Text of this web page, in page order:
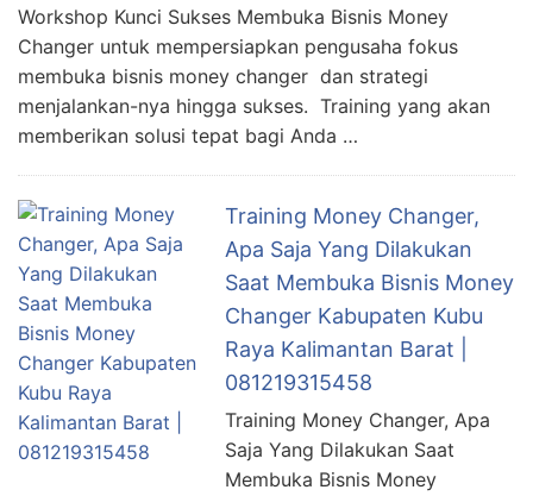
Workshop Kunci Sukses Membuka Bisnis Money
Changer untuk mempersiapkan pengusaha fokus
membuka bisnis money changer dan strategi
menjalankan-nya hingga sukses. Training yang akan
memberikan solusi tepat bagi Anda …
Training Money Changer,
Apa Saja Yang Dilakukan
Saat Membuka Bisnis Money
Changer Kabupaten Kubu
Raya Kalimantan Barat |
081219315458
Training Money Changer, Apa
Saja Yang Dilakukan Saat
Membuka Bisnis Money